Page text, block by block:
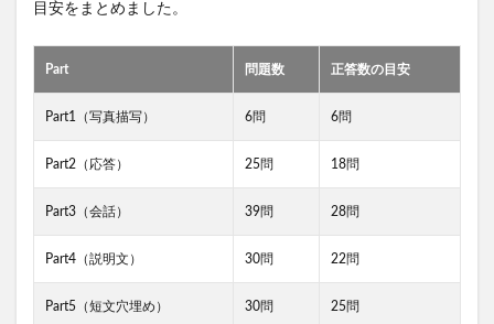
目安をまとめました。
Part 問題数 正答数の目安
Part1（写真描写） 6問 6問
Part2（応答） 25問 18問
Part3（会話） 39問 28問
Part4（説明文） 30問 22問
Part5（短文穴埋め） 30問 25問